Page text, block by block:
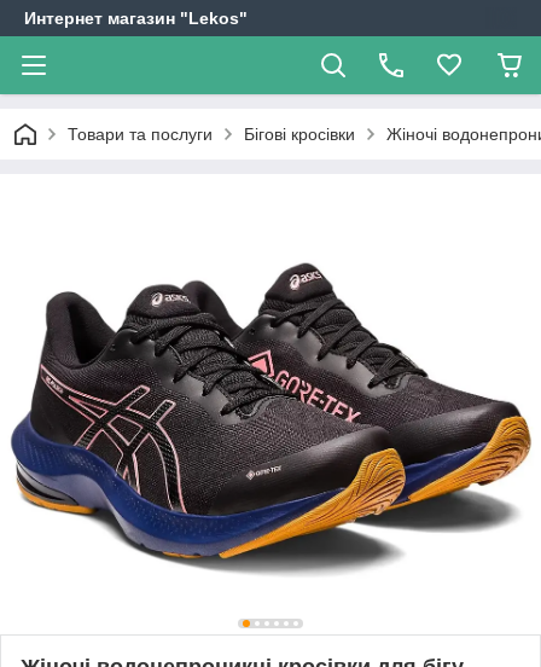
Интернет магазин "Lekos"
Товари та послуги Бігові кросівки Жіночі